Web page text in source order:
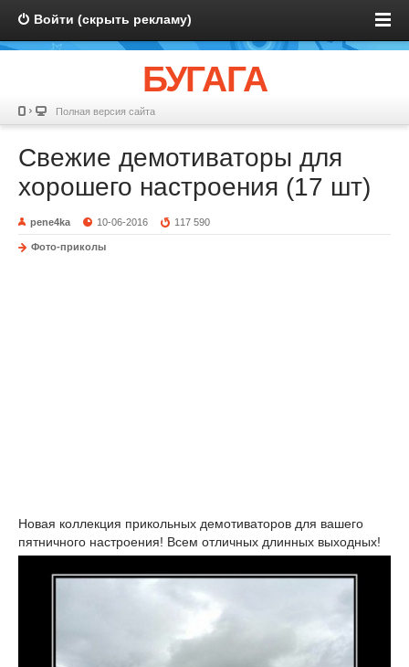
Войти (скрыть рекламу)
БУГАГА
Полная версия сайта
Свежие демотиваторы для
хорошего настроения (17 шт)
pene4ka 10-06-2016 117 590
Фото-приколы
Новая коллекция прикольных демотиваторов для вашего
пятничного настроения! Всем отличных длинных выходных!